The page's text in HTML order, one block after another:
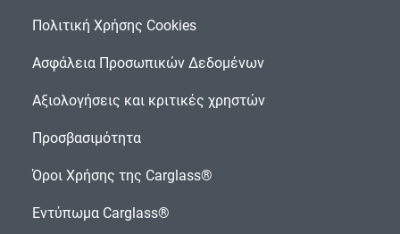
Πολιτική Χρήσης Cookies
Ασφάλεια Προσωπικών Δεδομένων
Αξιολογήσεις και κριτικές χρηστών
Προσβασιμότητα
Όροι Χρήσης της Carglass®
Εντύπωμα Carglass®